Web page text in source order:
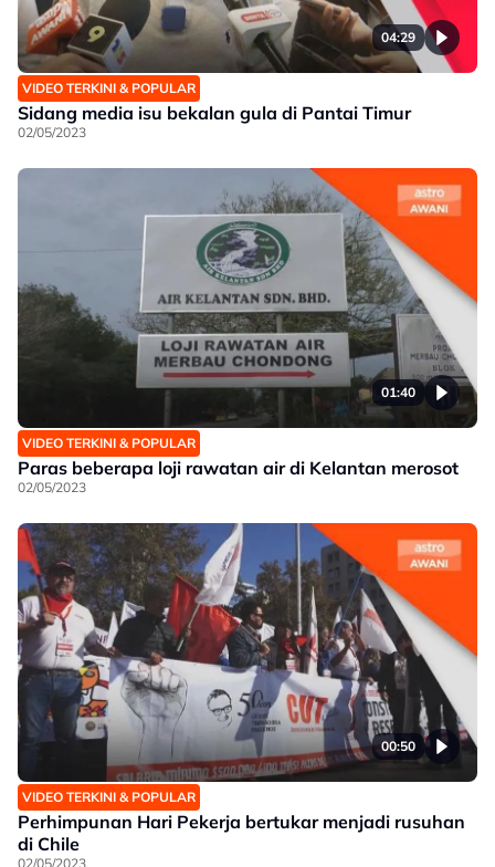
04:29
VIDEO TERKINI & POPULAR
Sidang media isu bekalan gula di Pantai Timur
02/05/2023
01:40
VIDEO TERKINI & POPULAR
Paras beberapa loji rawatan air di Kelantan merosot
02/05/2023
00:50
VIDEO TERKINI & POPULAR
Perhimpunan Hari Pekerja bertukar menjadi rusuhan
di Chile
02/05/2023